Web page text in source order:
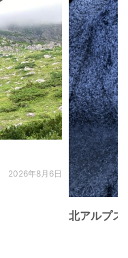
2026年8月6日
北アルプ